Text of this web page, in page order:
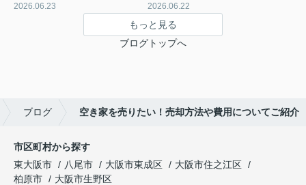
2026.06.23 2026.06.22
もっと見る
ブログトップへ
ブログ 空き家を売りたい！売却方法や費用についてご紹介
市区町村から探す
東大阪市
八尾市 大阪市東成区
大阪市住之江区
柏原市
大阪市生野区